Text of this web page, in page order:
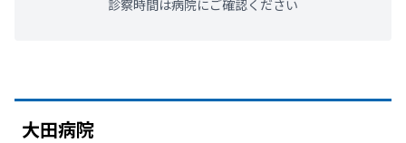
診察時間は病院にご確認ください
大田病院